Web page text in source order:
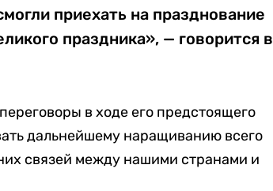
приехать на празднование
праздника», — говорится в
в ходе его предстоящего
дальнейшему наращиванию всего
связей между нашими странами и